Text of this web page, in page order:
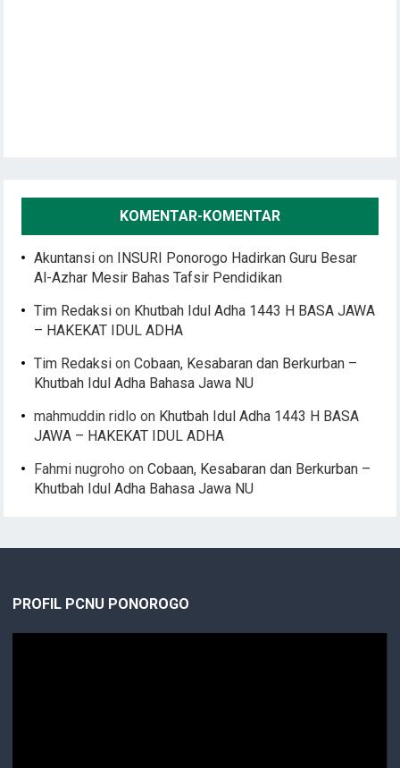
KOMENTAR-KOMENTAR
Akuntansi on INSURI Ponorogo Hadirkan Guru Besar
Al-Azhar Mesir Bahas Tafsir Pendidikan
Tim Redaksi on Khutbah Idul Adha 1443 H BASA JAWA
– HAKEKAT IDUL ADHA
Tim Redaksi onCobaan, Kesabaran dan Berkurban –
Khutbah Idul Adha Bahasa Jawa NU
mahmuddin ridlo on Khutbah Idul Adha 1443 H BASA
JAWA – HAKEKAT IDUL ADHA
Fahmi nugroho onCobaan, Kesabaran dan Berkurban –
Khutbah Idul Adha Bahasa Jawa NU
PROFIL PCNU PONOROGO